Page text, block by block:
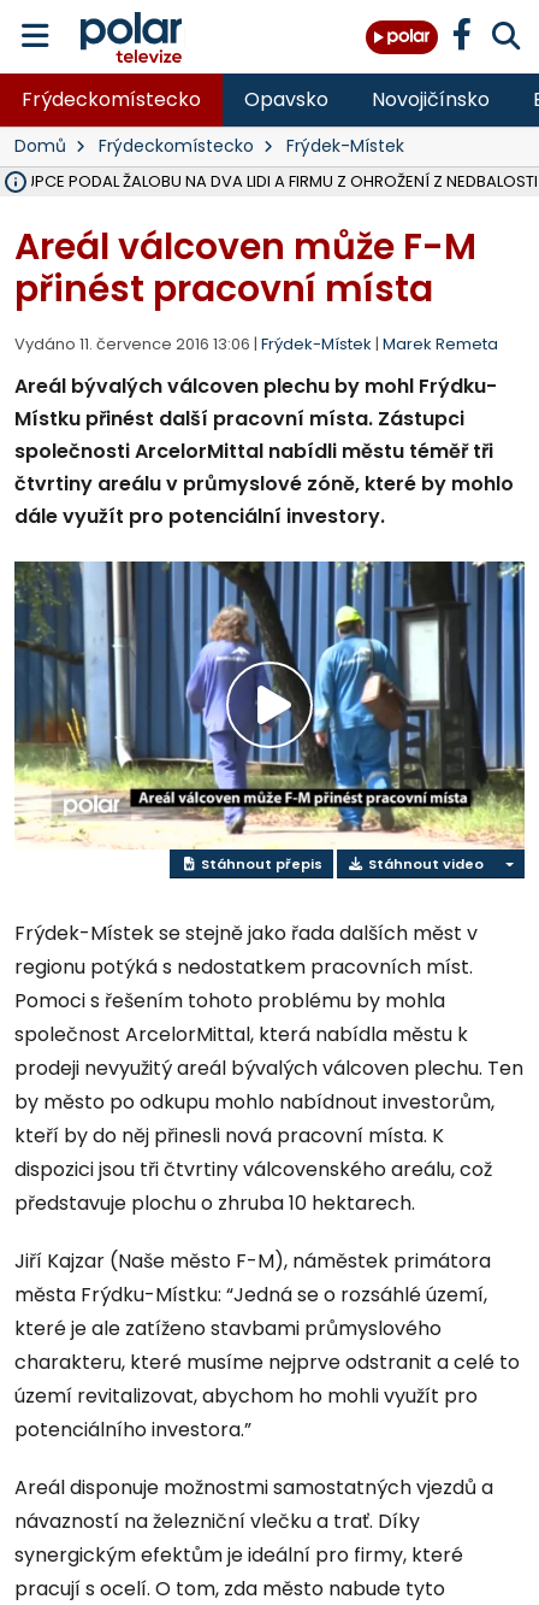
Frýdeckomístecko Opavsko Novojičínsko
Domů Frýdeckomístecko Frýdek-Místek
PODAL ŽALOBU NA DVA LIDI A FIRMU Z OHROŽENÍ Z NEDBALOSTI
Areál válcoven může F-M
přinést pracovní místa
Vydáno 11. července 2016 13:06 | Frýdek-Místek | Marek Remeta
Areál bývalých válcoven plechu by mohl Frýdku-
Místku přinést další pracovní místa. Zástupci
společnosti ArcelorMittal nabídli městu téměř tři
čtvrtiny areálu v průmyslové zóně, které by mohlo
dále využít pro potenciální investory.
Přehrát
video
Stáhnout přepis Stáhnout video
Frýdek-Místek se stejně jako řada dalších měst v
regionu potýká s nedostatkem pracovních míst.
Pomoci s řešením tohoto problému by mohla
společnost ArcelorMittal, která nabídla městu k
prodeji nevyužitý areál bývalých válcoven plechu. Ten
by město po odkupu mohlo nabídnout investorům,
kteří by do něj přinesli nová pracovní místa. K
dispozici jsou tři čtvrtiny válcovenského areálu, což
představuje plochu o zhruba 10 hektarech.
Jiří Kajzar (Naše město F-M), náměstek primátora
města Frýdku-Místku: “Jedná se o rozsáhlé území,
které je ale zatíženo stavbami průmyslového
charakteru, které musíme nejprve odstranit a celé to
území revitalizovat, abychom ho mohli využít pro
potenciálního investora.”
Areál disponuje možnostmi samostatných vjezdů a
návazností na železniční vlečku a trať. Díky
synergickým efektům je ideální pro firmy, které
pracují s ocelí. O tom, zda město nabude tyto